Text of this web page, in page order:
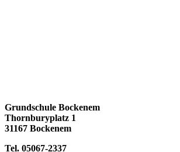
Grundschule Bockenem
Thornburyplatz 1
31167 Bockenem
Tel. 05067-2337